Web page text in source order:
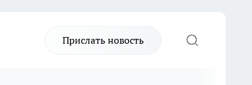
Прислать новость